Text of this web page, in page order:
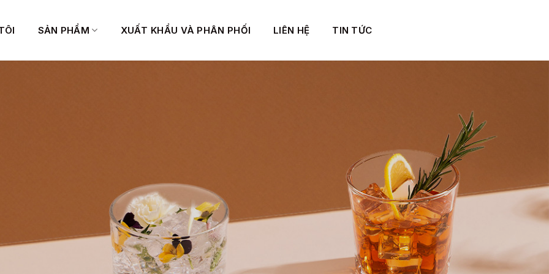
SẢN PHẨM XUẤT KHẨU VÀ PHÂN PHỐI LIÊN HỆ TIN TỨC